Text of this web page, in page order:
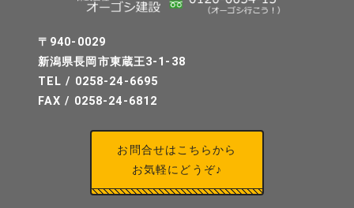
〒940-0029
新潟県長岡市東蔵王3-1-38
TEL / 0258-24-6695
FAX / 0258-24-6812
お問合せはこちらから
お気軽にどうぞ♪